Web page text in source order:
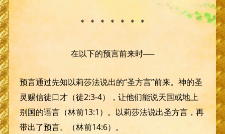
＊ ＊ ＊ ＊ ＊ ＊ ＊
在以下的预言前来时──
预言通过先知以莉莎法说出的“圣方言”前来。神的圣
灵赐信徒口才（徒2:3-4），让他们能说天国或地上
别国的语言（林前13:1）。以莉莎法说出圣方言，再
带出了预言。（林前14:6）。